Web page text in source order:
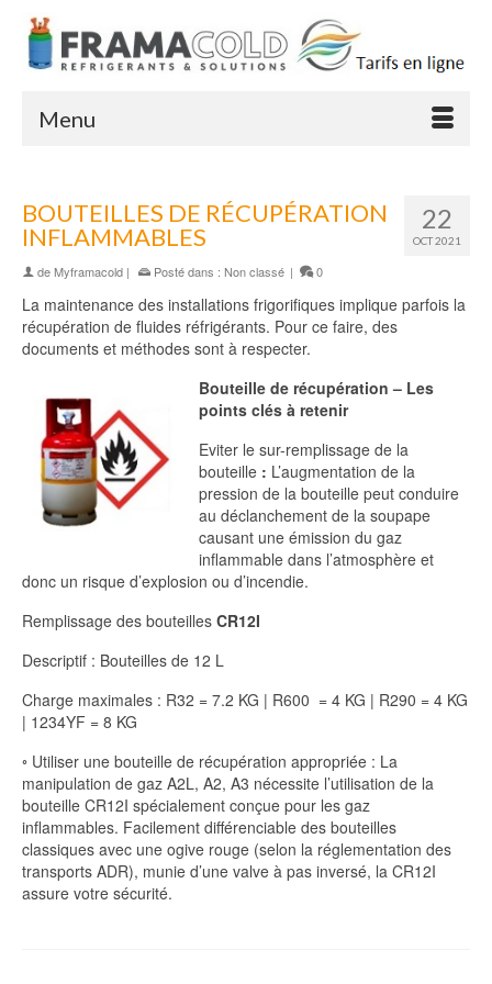
Menu
22
OCT 2021
BOUTEILLES DE RÉCUPÉRATION
INFLAMMABLES
deMyframacold | Posté dans : Non classé | 0
La maintenance des installations frigorifiques implique parfois la
récupération de fluides réfrigérants. Pour ce faire, des
documents et méthodes sont à respecter.
Bouteille de récupération – Les
points clés à retenir
Eviter le sur-remplissage de la
bouteille : L’augmentation de la
pression de la bouteille peut conduire
au déclanchement de la soupape
causant une émission du gaz
inflammable dans l’atmosphère et
donc un risque d’explosion ou d’incendie.
Remplissage des bouteilles CR12I
Descriptif : Bouteilles de 12 L
Charge maximales : R32 = 7.2 KG | R600 = 4 KG | R290 = 4 KG
| 1234YF = 8 KG
◦ Utiliser une bouteille de récupération appropriée : La
manipulation de gaz A2L, A2, A3 nécessite l’utilisation de la
bouteille CR12I spécialement conçue pour les gaz
inflammables. Facilement différenciable des bouteilles
classiques avec une ogive rouge (selon la réglementation des
transports ADR), munie d’une valve à pas inversé, la CR12I
assure votre sécurité.